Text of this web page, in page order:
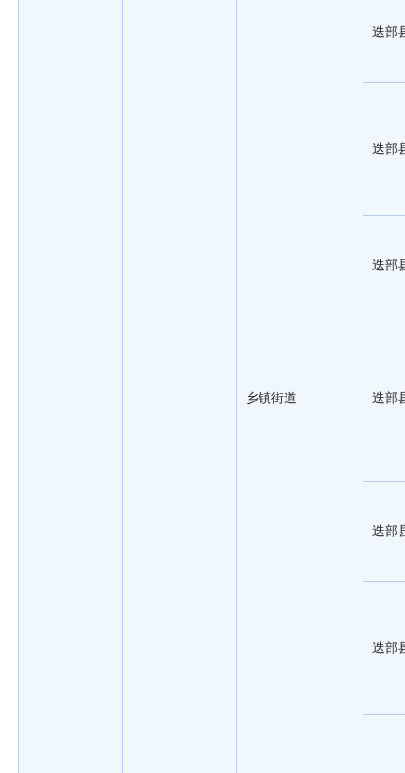
乡镇街道
迭部
迭部
迭部
迭部
迭部
迭部